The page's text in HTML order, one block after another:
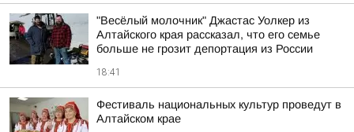
"Весёлый молочник" Джастас Уолкер из
Алтайского края рассказал, что его семье
больше не грозит депортация из России
18:41
Фестиваль национальных культур проведут в
Алтайском крае